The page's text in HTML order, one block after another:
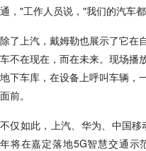
通，"工作人员说，"我们的汽车
除了上汽，戴姆勒也展示了它在
车不在现在，而在未来。现场播
地下车库，在设备上呼叫车辆，
面前。
不仅如此，上汽、华为、中国
年将在嘉定落地5G智慧交通示